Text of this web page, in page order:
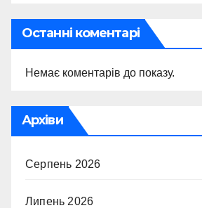
Останні коментарі
Немає коментарів до показу.
Архіви
Серпень 2026
Липень 2026